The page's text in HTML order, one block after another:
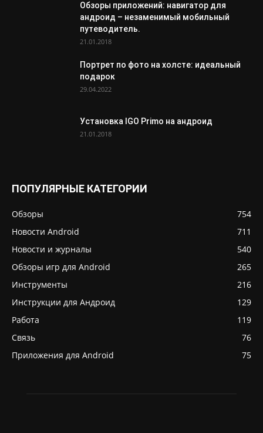
Обзоры приложений: навигатор для
андроид – незаменимый мобильный
путеводитель.
21.01.2018
Портрет по фото на холсте: идеальный
подарок
29.04.2022
Установка IGO Primo на андроид
21.01.2018
ПОПУЛЯРНЫЕ КАТЕГОРИИ
Обзоры
754
Новости Android
711
Новости и журналы
540
Обзоры игр для Android
265
Инструменты
216
Инструкции для Андроид
129
Работа
119
Связь
76
Приложения для Android
75